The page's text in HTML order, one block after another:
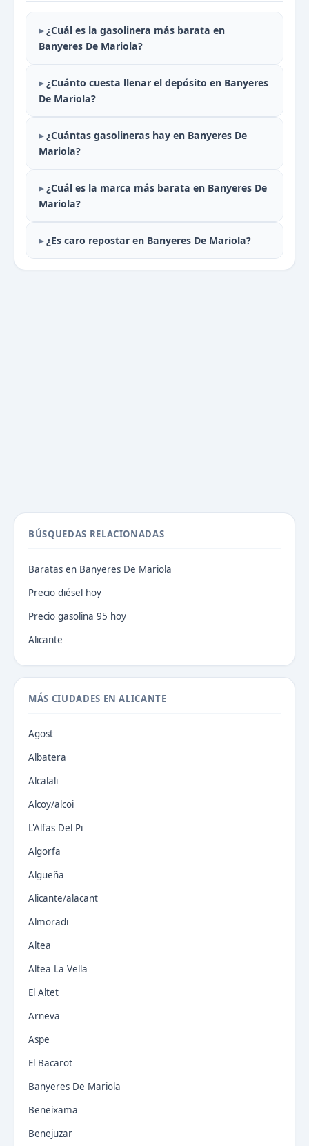
¿Cuál es la gasolinera más barata en
Banyeres De Mariola?
¿Cuánto cuesta llenar el depósito en Banyeres
De Mariola?
¿Cuántas gasolineras hay en Banyeres De
Mariola?
¿Cuál es la marca más barata en Banyeres De
Mariola?
¿Es caro repostar en Banyeres De Mariola?
BÚSQUEDAS RELACIONADAS
Baratas en Banyeres De Mariola
Precio diésel hoy
Precio gasolina 95 hoy
Alicante
MÁS CIUDADES EN ALICANTE
Agost
Albatera
Alcalali
Alcoy/alcoi
L'Alfas Del Pi
Algorfa
Algueña
Alicante/alacant
Almoradi
Altea
Altea La Vella
El Altet
Arneva
Aspe
El Bacarot
Banyeres De Mariola
Beneixama
Benejuzar